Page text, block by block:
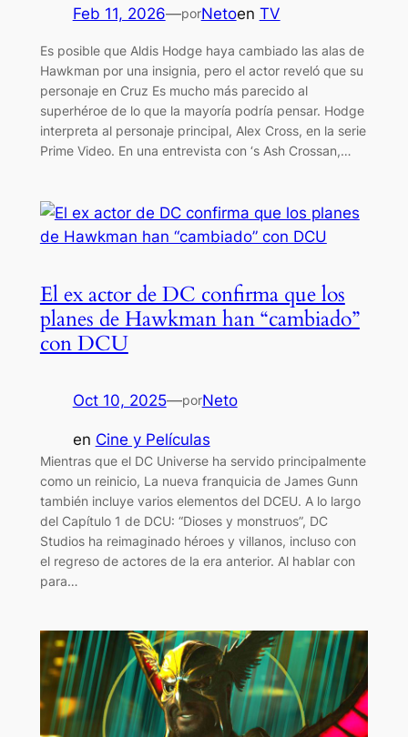
Feb 11, 2026—porNetoen TV
Es posible que Aldis Hodge haya cambiado las alas de
Hawkman por una insignia, pero el actor reveló que su
personaje en Cruz Es mucho más parecido al
superhéroe de lo que la mayoría podría pensar. Hodge
interpreta al personaje principal, Alex Cross, en la serie
Prime Video. En una entrevista con ‘s Ash Crossan,…
El ex actor de DC confirma que los
planes de Hawkman han “cambiado”
con DCU
Oct 10, 2025—porNeto
en Cine y Películas
Mientras que el DC Universe ha servido principalmente
como un reinicio, La nueva franquicia de James Gunn
también incluye varios elementos del DCEU. A lo largo
del Capítulo 1 de DCU: “Dioses y monstruos”, DC
Studios ha reimaginado héroes y villanos, incluso con
el regreso de actores de la era anterior. Al hablar con
para…